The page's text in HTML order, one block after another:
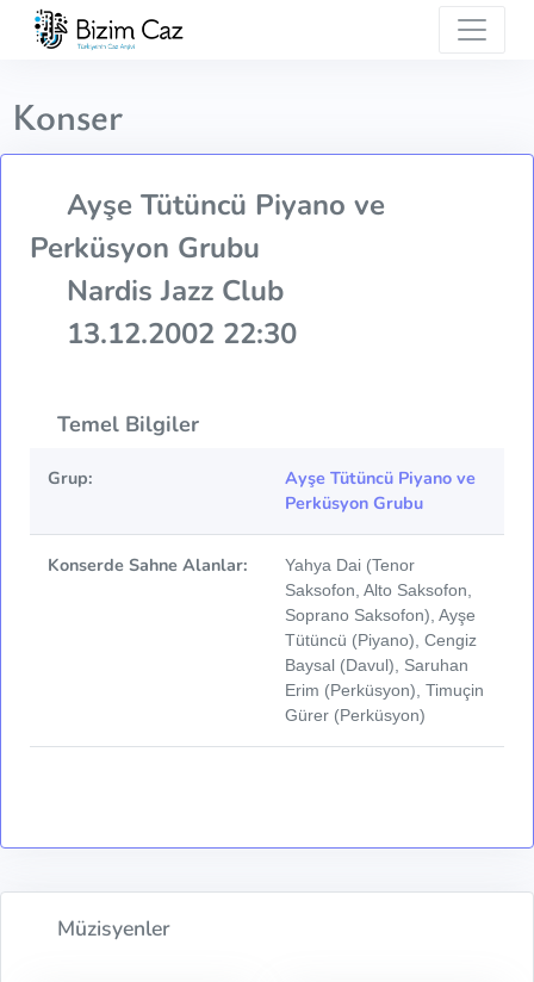
Konser
Ayşe Tütüncü Piyano ve
Perküsyon Grubu
Nardis Jazz Club
13.12.2002 22:30
Temel Bilgiler
Grup:
Ayşe Tütüncü Piyano ve
Perküsyon Grubu
Konserde Sahne Alanlar:
Yahya Dai (Tenor
Saksofon, Alto Saksofon,
Soprano Saksofon), Ayşe
Tütüncü (Piyano), Cengiz
Baysal (Davul), Saruhan
Erim (Perküsyon), Timuçin
Gürer (Perküsyon)
Müzisyenler